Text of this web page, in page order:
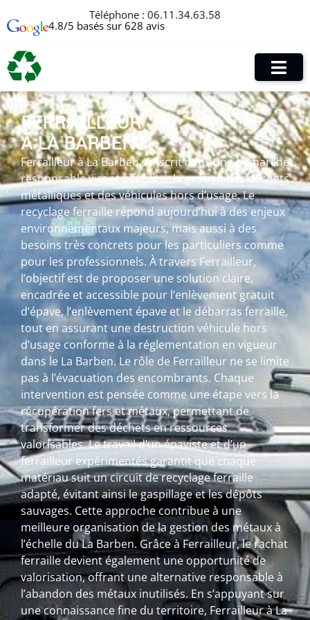
Téléphone : 06.11.34.63.58
4.8/5 basés sur 628 avis
FERRAILLEUR
À LA BARBEN
Ferrailleur à La Barben s’inscrit dans une démarche
responsable visant à faciliter la gestion des déchets
métalliques et des véhicules hors d’usage. Le
recyclage ferraille répond aujourd’hui à des enjeux
environnementaux majeurs, mais aussi à des
besoins très concrets pour les particuliers comme
pour les professionnels. À travers Ferrailleur,
l’objectif est de proposer une solution claire,
encadrée et accessible pour l’enlèvement gratuit
d’épave, l’enlèvement épave et le débarras ferraille,
tout en assurant une destruction véhicule hors
d’usage conforme à la réglementation en vigueur
dans le La Barben. Le rôle de Ferrailleur ne se limite
pas à l’évacuation des encombrants. Chaque
intervention est pensée comme une étape vers la
récupération fers et métaux, permettant de
transformer des déchets en ressources
valorisables. Le travail d’un épaviste et d’un
ferrailleur expérimentés garantit que chaque
matériau suit un circuit de recyclage ferraille
adapté, évitant ainsi le gaspillage et les dépôts
sauvages. Cette approche contribue à une
meilleure organisation de la gestion des métaux à
l’échelle du La Barben. Grâce à Ferrailleur, le rachat
ferraille devient également une opportunité de
valorisation, offrant une alternative responsable à
l’abandon des métaux inutilisés. En s’appuyant sur
une connaissance fine du territoire, Ferrailleur à La